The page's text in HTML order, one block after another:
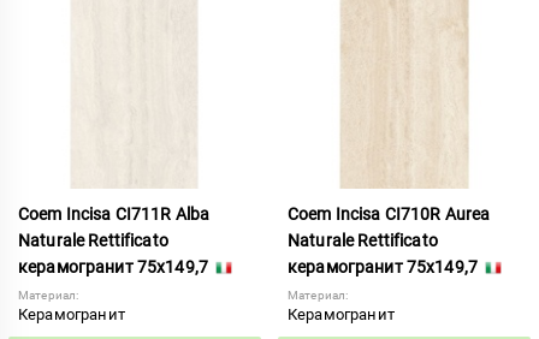
Coem Incisa CI711R Alba
Naturale Rettificato
керамогранит 75x149,7
Материал:
Керамогранит
Coem Incisa CI710R Aurea
Naturale Rettificato
керамогранит 75x149,7
Материал:
Керамогранит